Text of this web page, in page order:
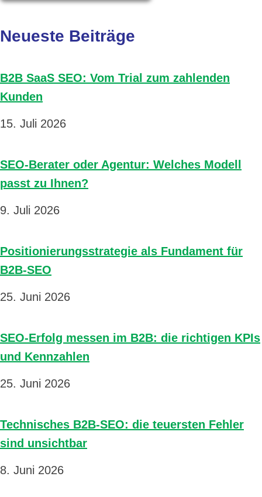
Neueste Beiträge
B2B SaaS SEO: Vom Trial zum zahlenden
Kunden
15. Juli 2026
SEO-Berater oder Agentur: Welches Modell
passt zu Ihnen?
9. Juli 2026
Positionierungsstrategie als Fundament für
B2B-SEO
25. Juni 2026
SEO-Erfolg messen im B2B: die richtigen KPIs
und Kennzahlen
25. Juni 2026
Technisches B2B-SEO: die teuersten Fehler
sind unsichtbar
8. Juni 2026